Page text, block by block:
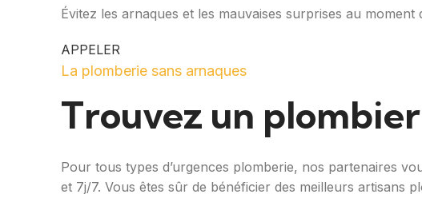
Évitez les arnaques et les mauvaises surprises au moment
APPELER
La plomberie sans arnaques
Trouvez un
Pour tous types d’urgences plomberie, nos partenaires
et 7j/7. Vous êtes sûr de bénéficier des meilleurs artisans